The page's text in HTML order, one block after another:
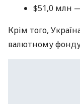
$51,0 млн
Крім того,
валютному